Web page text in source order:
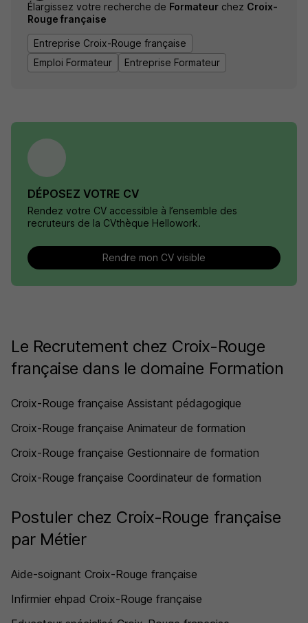
Élargissez votre recherche de Formateur chez Croix-
Rouge française
Entreprise Croix-Rouge française
Emploi Formateur
Entreprise Formateur
DÉPOSEZ VOTRE CV
Rendez votre CV accessible à l’ensemble des
recruteurs de la CVthèque Hellowork.
Rendre mon CV visible
Le Recrutement chez Croix-Rouge
française dans le domaine Formation
Croix-Rouge française Assistant pédagogique
Croix-Rouge française Animateur de formation
Croix-Rouge française Gestionnaire de formation
Croix-Rouge française Coordinateur de formation
Postuler chez Croix-Rouge française
par Métier
Aide-soignant Croix-Rouge française
Infirmier ehpad Croix-Rouge française